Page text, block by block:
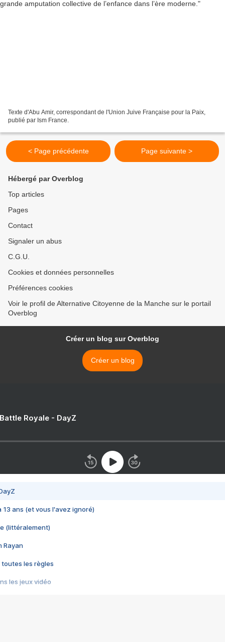
Texte d'Abu Amir, correspondant de l'Union Juive Française pour la Paix,
publié par Ism France.
< Page précédente Page suivante >
Hébergé par Overblog
Top articles
Pages
Contact
Signaler un abus
C.G.U.
Cookies et données personnelles
Préférences cookies
Voir le profil de Alternative Citoyenne de la Manche sur le portail
Overblog
Créer un blog sur Overblog
Créer un blog
Royale - DayZ
13 ans (et vous l'avez ignoré)
(littéralement)
Rayan
toutes les règles
les jeux vidéo